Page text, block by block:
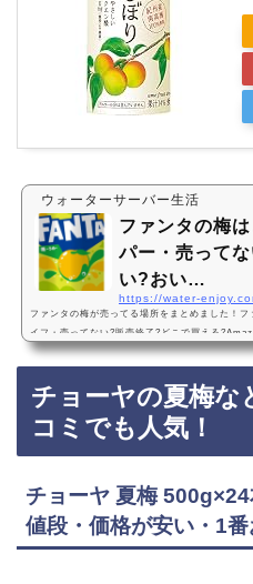
ウォーターサーバー生活
ファンタの梅
パー・売って
い?おい…
https://water-
ファンタの梅が売ってる場所をまとめました！
イフ・売ってない?販売終了?どこで買える
は、一部のライフなどのスーパーに売っていま
ミでも人気！コカ・コーラ ファンタ梅
まずい?おいしい?値段・価格が安い・1番おす
チョーヤの夏梅な
コミでも人気！
チョーヤ 夏梅
値段・価格が安い・1番